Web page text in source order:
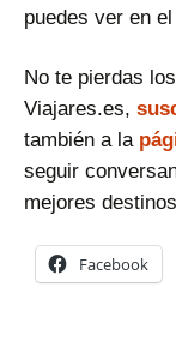
puedes ver en
No te pierdas
Viajares.es,
también a la
seguir
mejores
Facebook